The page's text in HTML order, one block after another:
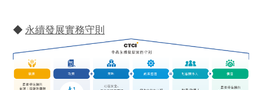
聯絡我們
◆ 永續發展實務守則